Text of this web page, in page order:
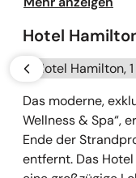
Hoteleingang ist
Wellnessbereich
Hotel
Galerie
vorherige
Das moderne,
Wellness & Spa“,
Ende der
entfernt. Das